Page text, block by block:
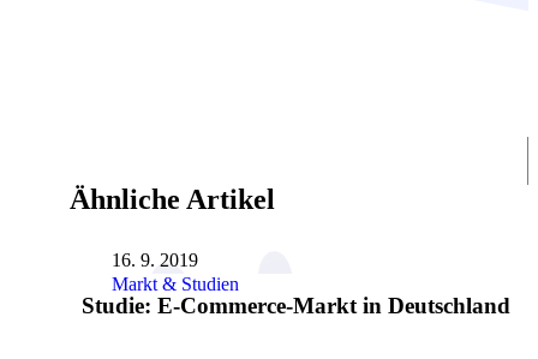
Ähnliche Artikel
16. 9. 2019
Markt & Studien
Studie: E-Commerce-Markt in Deutschland